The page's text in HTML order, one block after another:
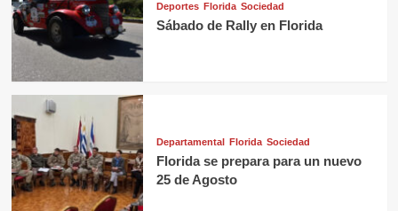
Deportes Florida Sociedad
Sábado de Rally en Florida
Departamental Florida Sociedad
Florida se prepara para un nuevo
25 de Agosto